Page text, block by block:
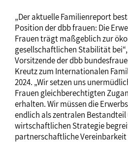
„Der aktuelle Familienreport
Position der dbb frauen: Die
Frauen trägt maßgeblich zur
gesellschaftlichen Stabilität
Vorsitzende der dbb
Kreutz zum Internationalen
2024. „Wir setzen uns
Frauen gleichberechtigten
erhalten. Wir müssen die
endlich als zentralen Bestandteil
wirtschaftlichen Strategie
partnerschaftliche Vereinbarkeit